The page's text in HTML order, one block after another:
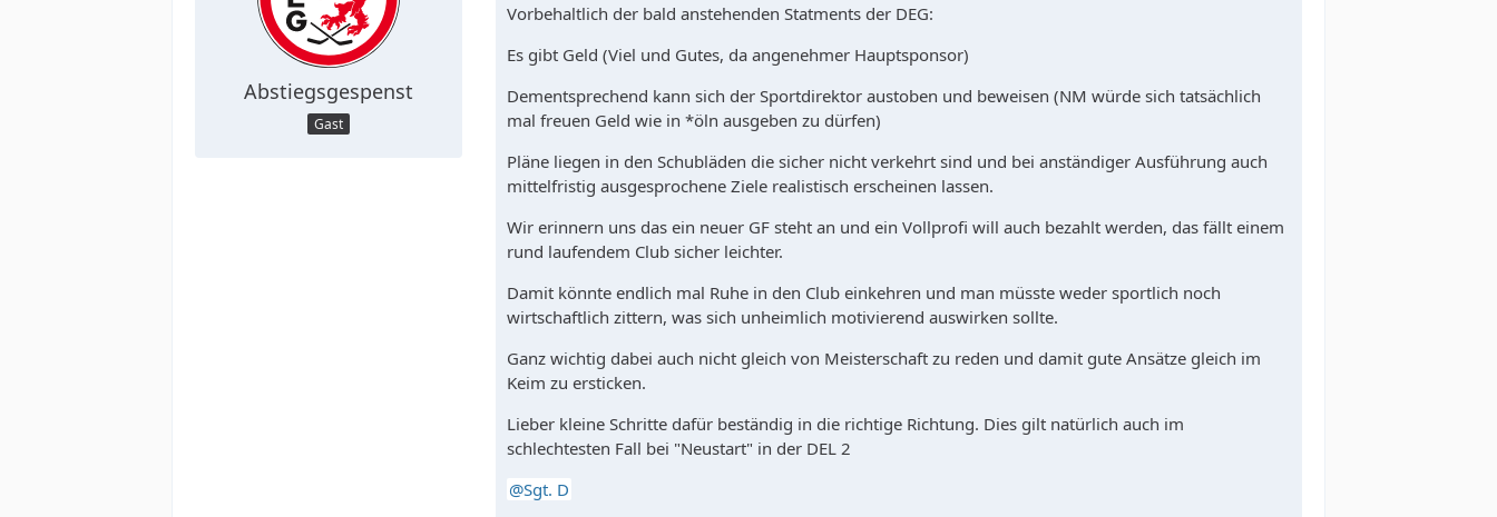
Abstiegsgespenst
Gast
Vorbehaltlich der bald anstehenden Statments der DEG:
Es gibt Geld (Viel und Gutes, da angenehmer Hauptsponsor)
Dementsprechend kann sich der Sportdirektor austoben und beweisen (NM würde sich tatsächlich
mal freuen Geld wie in *öln ausgeben zu dürfen)
Pläne liegen in den Schubläden die sicher nicht verkehrt sind und bei anständiger Ausführung auch
mittelfristig ausgesprochene Ziele realistisch erscheinen lassen.
Wir erinnern uns das ein neuer GF steht an und ein Vollprofi will auch bezahlt werden, das fällt einem
rund laufendem Club sicher leichter.
Damit könnte endlich mal Ruhe in den Club einkehren und man müsste weder sportlich noch
wirtschaftlich zittern, was sich unheimlich motivierend auswirken sollte.
Ganz wichtig dabei auch nicht gleich von Meisterschaft zu reden und damit gute Ansätze gleich im
Keim zu ersticken.
Lieber kleine Schritte dafür beständig in die richtige Richtung. Dies gilt natürlich auch im
schlechtesten Fall bei "Neustart" in der DEL 2
Sgt. D